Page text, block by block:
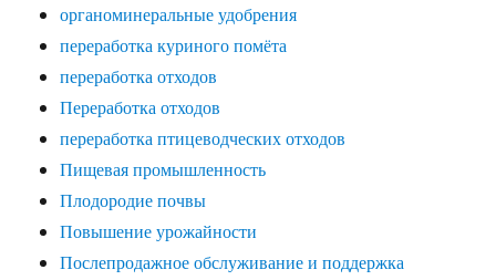
органоминеральные удобрения
переработка куриного помёта
переработка отходов
Переработка отходов
переработка птицеводческих отходов
Пищевая промышленность
Плодородие почвы
Повышение урожайности
Послепродажное обслуживание и поддержка